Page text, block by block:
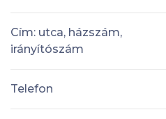
Cím: utca, házszám,
irányítószám
Telefon